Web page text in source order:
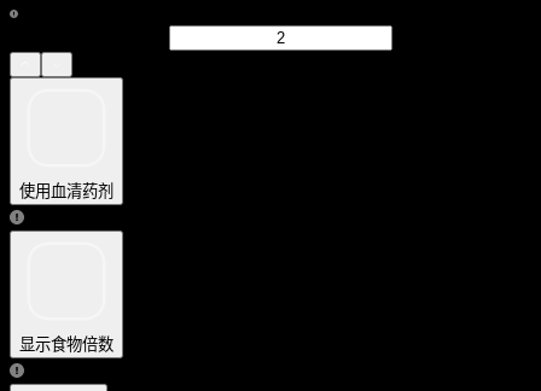
使用血清药剂
显示食物倍数